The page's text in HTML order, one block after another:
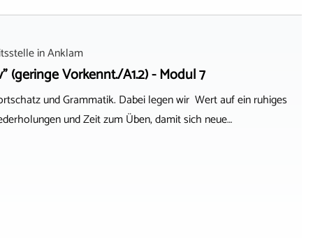
inAnklam
(geringe Vorkennt./A1.2) - Modul 7
und Grammatik. Dabei legen wir Wert auf ein ruhiges
und Zeit zum Üben, damit sich neue…